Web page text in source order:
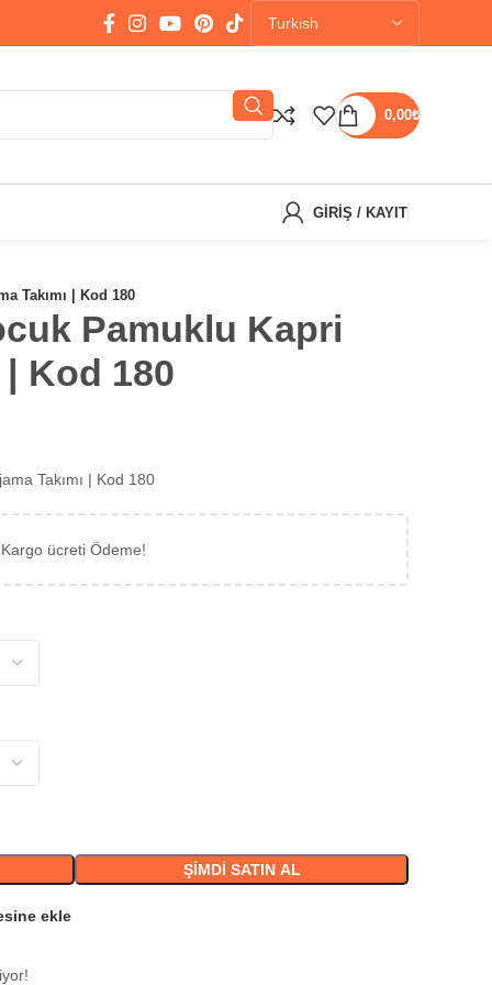
0,00₺
GIRIŞ / KAYIT
Takımı | Kod 180
Pamuklu Kapri
| Kod 180
Takımı | Kod 180
ücreti Ödeme!
ŞIMDI SATIN AL
ekle